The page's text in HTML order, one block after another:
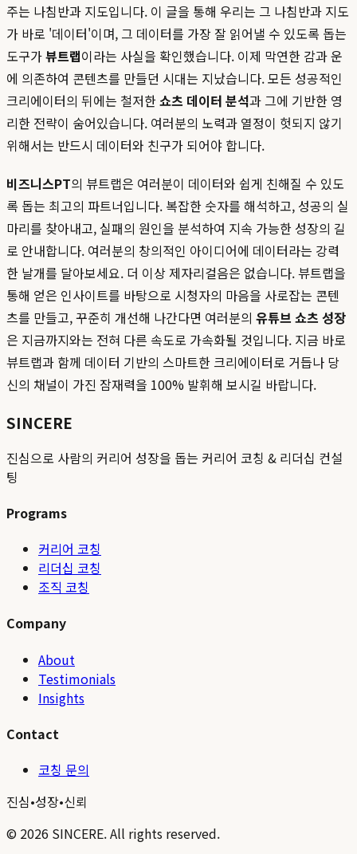
주는 나침반과 지도입니다. 이 글을 통해 우리는 그 나침반과 지도
가 바로 '데이터'이며, 그 데이터를 가장 잘 읽어낼 수 있도록 돕는
도구가뷰트랩이라는 사실을 확인했습니다. 이제 막연한 감과 운
에 의존하여 콘텐츠를 만들던 시대는 지났습니다. 모든 성공적인
크리에이터의 뒤에는 철저한쇼츠 데이터 분석과 그에 기반한 영
리한 전략이 숨어있습니다. 여러분의 노력과 열정이 헛되지 않기
위해서는 반드시 데이터와 친구가 되어야 합니다.
비즈니스PT의 뷰트랩은 여러분이 데이터와 쉽게 친해질 수 있도
록 돕는 최고의 파트너입니다. 복잡한 숫자를 해석하고, 성공의 실
마리를 찾아내고, 실패의 원인을 분석하여 지속 가능한 성장의 길
로 안내합니다. 여러분의 창의적인 아이디어에 데이터라는 강력
한 날개를 달아보세요. 더 이상 제자리걸음은 없습니다. 뷰트랩을
통해 얻은 인사이트를 바탕으로 시청자의 마음을 사로잡는 콘텐
츠를 만들고, 꾸준히 개선해 나간다면 여러분의 유튜브 쇼츠 성장
은 지금까지와는 전혀 다른 속도로 가속화될 것입니다. 지금 바로
뷰트랩과 함께 데이터 기반의 스마트한 크리에이터로 거듭나 당
신의 채널이 가진 잠재력을 100% 발휘해 보시길 바랍니다.
SINCERE
진심으로 사람의 커리어 성장을 돕는 커리어 코칭 & 리더십 컨설
팅
Programs
커리어 코칭
리더십 코칭
조직 코칭
Company
About
Testimonials
Insights
Contact
코칭 문의
진심•성장•신뢰
© 2026 SINCERE. All rights reserved.